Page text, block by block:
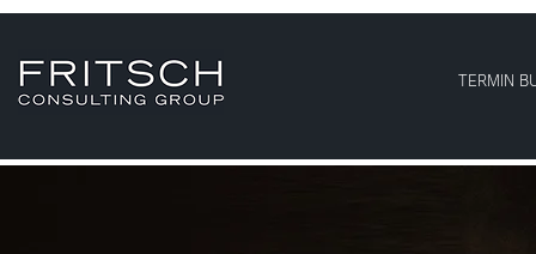
TERMIN